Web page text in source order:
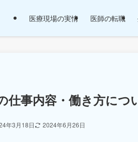
医療現場の実情 医師の転職
仕事内容・働き方につ
年3月18日 2024年6月26日